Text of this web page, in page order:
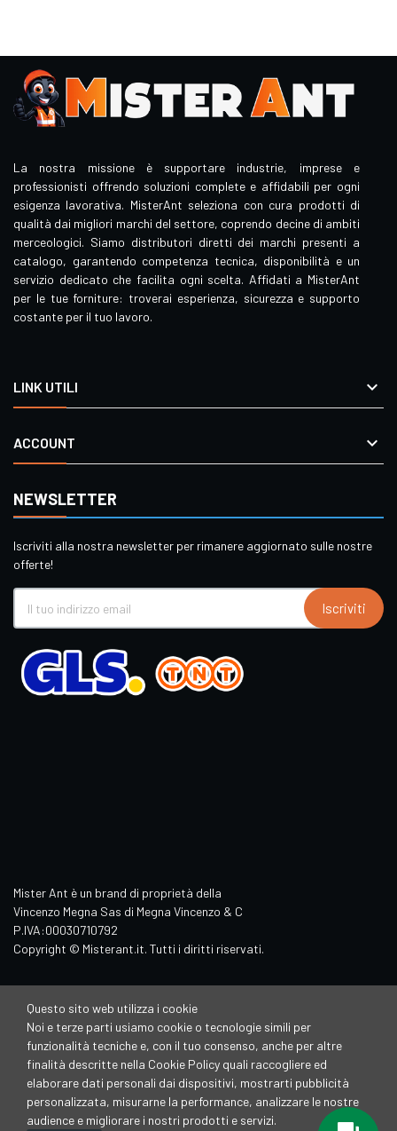
La nostra missione è supportare industrie, imprese e
professionisti offrendo soluzioni complete e affidabili per ogni
esigenza lavorativa. MisterAnt seleziona con cura prodotti di
qualità dai migliori marchi del settore, coprendo decine di ambiti
merceologici. Siamo distributori diretti dei marchi presenti a
catalogo, garantendo competenza tecnica, disponibilità e un
servizio dedicato che facilita ogni scelta. Affidati a MisterAnt
per le tue forniture: troverai esperienza, sicurezza e supporto
costante per il tuo lavoro.
LINK UTILI 
ACCOUNT 
NEWSLETTER
Iscriviti alla nostra newsletter per rimanere aggiornato sulle nostre
offerte!
Iscriviti
Mister Ant è un brand di proprietà della
Vincenzo Megna Sas di Megna Vincenzo & C
P.IVA:00030710792
Copyright © Misterant.it. Tutti i diritti riservati.
Questo sito web utilizza i cookie
Noi e terze parti usiamo cookie o tecnologie simili per
funzionalità tecniche e, con il tuo consenso, anche per altre
finalità descritte nella Cookie Policy quali raccogliere ed
elaborare dati personali dai dispositivi, mostrarti pubblicità
personalizzata, misurarne la performance, analizzare le nostre
audience e migliorare i nostri prodotti e servizi.